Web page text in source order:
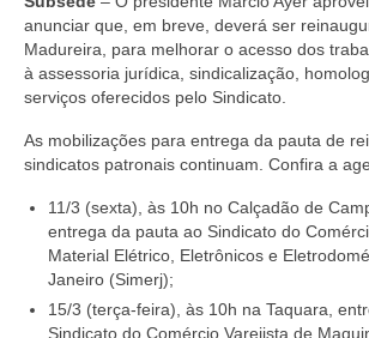
Perguntas frequentes
EMPRESAS
Boletos
COMUNICAÇÃO
PESQUISA 6×1
anunciar que, em breve, deverá ser
Madureira, para melhorar o acesso dos
à assessoria jurídica, sindicalização,
serviços oferecidos pelo Sindicato.
As mobilizações para entrega da pauta de
sindicatos patronais continuam. Confira a
11/3 (sexta), às 10h no Calçadão de
entrega da pauta ao Sindicato do
Material Elétrico, Eletrônicos e
Janeiro (Simerj);
15/3 (terça-feira), às 10h na Taquara,
Sindicato do Comércio Varejista de